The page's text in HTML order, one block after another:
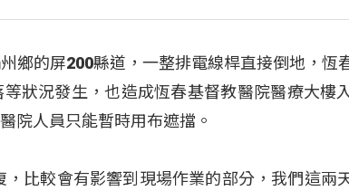
鄉的屏200縣道，一整排電線桿直接倒地，恆
狀況發生，也造成恆春基督教醫院醫療大樓
院人員只能暫時用布遮擋。
比較會有影響到現場作業的部分，我們這兩